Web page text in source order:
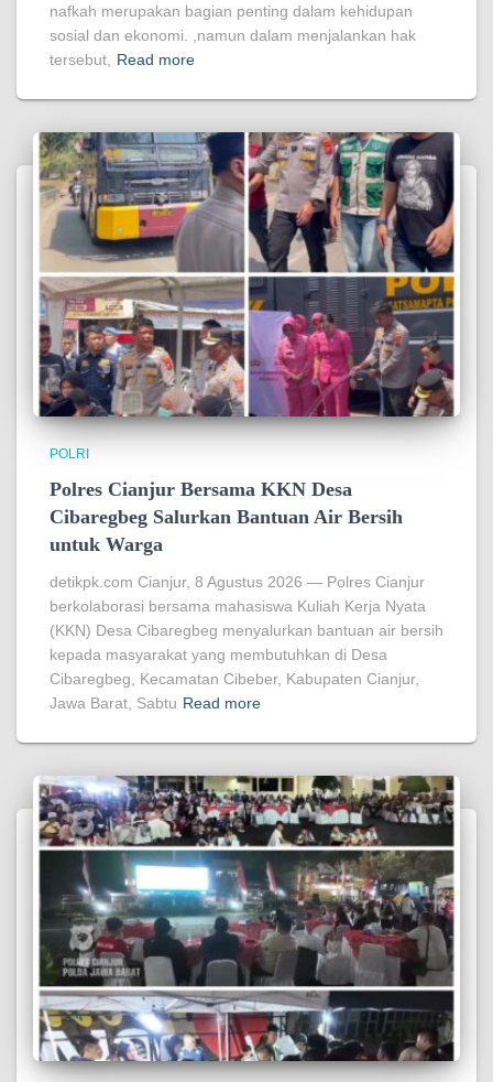
nafkah merupakan bagian penting dalam kehidupan
sosial dan ekonomi. ,namun dalam menjalankan hak
tersebut,
Read more
POLRI
Polres Cianjur Bersama KKN Desa
Cibaregbeg Salurkan Bantuan Air Bersih
untuk Warga
detikpk.com Cianjur, 8 Agustus 2026 — Polres Cianjur
berkolaborasi bersama mahasiswa Kuliah Kerja Nyata
(KKN) Desa Cibaregbeg menyalurkan bantuan air bersih
kepada masyarakat yang membutuhkan di Desa
Cibaregbeg, Kecamatan Cibeber, Kabupaten Cianjur,
Jawa Barat, Sabtu Read more